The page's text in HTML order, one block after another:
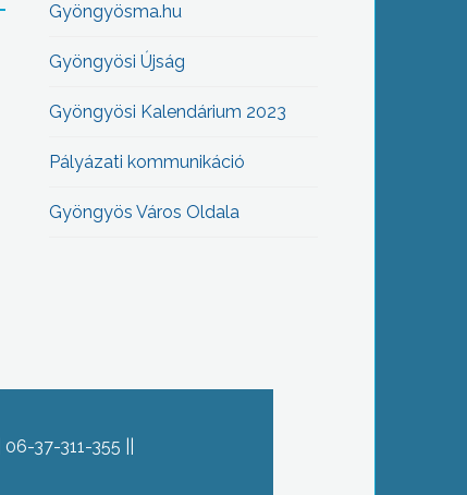
Gyöngyösma.hu
Gyöngyösi Újság
Gyöngyösi Kalendárium 2023
Pályázati kommunikáció
Gyöngyös Város Oldala
06-37-311-355